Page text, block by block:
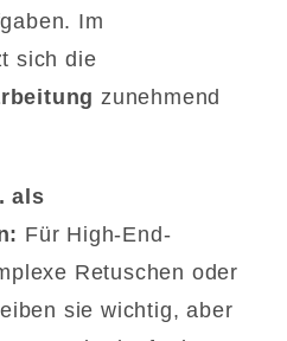
Im
sich die
zunehmend
als
Für High-End-
Retuschen oder
sie wichtig, aber